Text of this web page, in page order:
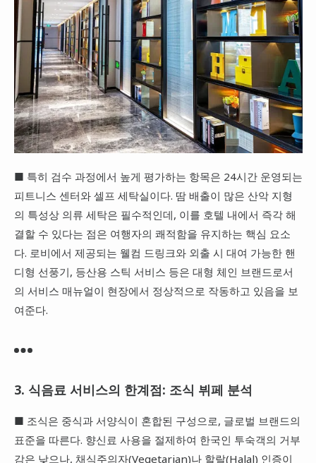
■ 특히 검수 과정에서 높게 평가하는 항목은 24시간 운영되는
피트니스 센터와 셀프 세탁실이다. 땀 배출이 많은 산악 지형
의 특성상 의류 세탁은 필수적인데, 이를 호텔 내에서 즉각 해
결할 수 있다는 점은 여행자의 쾌적함을 유지하는 핵심 요소
다. 로비에서 제공되는 웰컴 드링크와 외출 시 대여 가능한 핸
디형 선풍기, 등산용 스틱 서비스 등은 대형 체인 브랜드로서
의 서비스 매뉴얼이 현장에서 정상적으로 작동하고 있음을 보
여준다.
3. 식음료 서비스의 한계점: 조식 뷔페 분석
■ 조식은 중식과 서양식이 혼합된 구성으로, 글로벌 브랜드의
표준을 따른다. 향신료 사용을 절제하여 한국인 투숙객의 거부
감은 낮으나, 채식주의자(Vegetarian)나 할랄(Halal) 인증이